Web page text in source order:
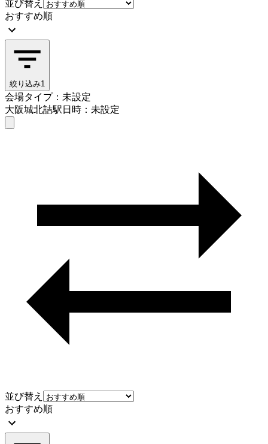
並び替え
おすすめ順
絞り込み1
会場タイプ：未設定
大阪城北詰駅日時：未設定
並び替え
おすすめ順